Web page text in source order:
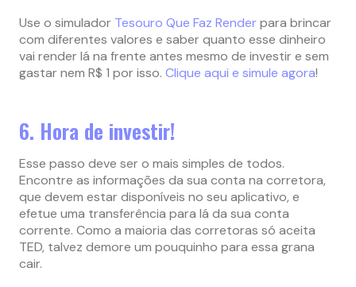
Use o simulador Tesouro Que Faz Renderpara brincar
com diferentes valores e saber quanto esse dinheiro
vai render lá na frente antes mesmo de investir e sem
gastar nem R$ 1 por isso. Clique aqui e simule agora!
6. Hora de investir!
Esse passo deve ser o mais simples de todos.
Encontre as informações da sua conta na corretora,
que devem estar disponíveis no seu aplicativo, e
efetue uma transferência para lá da sua conta
corrente. Como a maioria das corretoras só aceita
TED, talvez demore um pouquinho para essa grana
cair.